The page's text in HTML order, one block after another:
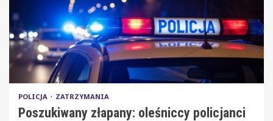
POLICJA ZATRZYMANIA
Poszukiwany złapany: oleśniccy policjanci